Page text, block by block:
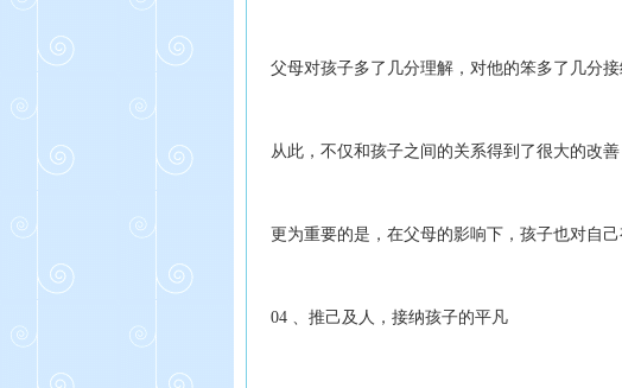
父母对孩子多了几分理解，对他的笨多了几分接
从此，不仅和孩子之间的关系得到了很大的改
更为重要的是，在父母的影响下，孩子也对自
04 、推己及人，接纳孩子的平凡